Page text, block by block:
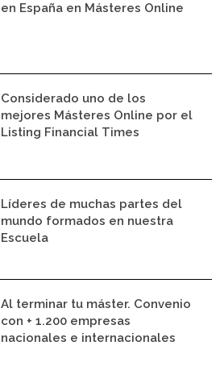
en España en Másteres Online
Considerado uno de los
mejores Másteres Online por el
Listing Financial Times
Líderes de muchas partes del
mundo formados en nuestra
Escuela
Al terminar tu máster. Convenio
con + 1.200 empresas
nacionales e internacionales